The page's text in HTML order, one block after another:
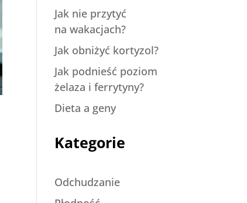
Jak nie przytyć
na wakacjach?
Jak obniżyć kortyzol?
Jak podnieść poziom
żelaza i ferrytyny?
Dieta a geny
Kategorie
Odchudzanie